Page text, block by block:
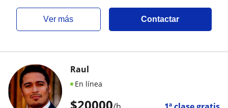
ver más Contactar
Raul
En línea